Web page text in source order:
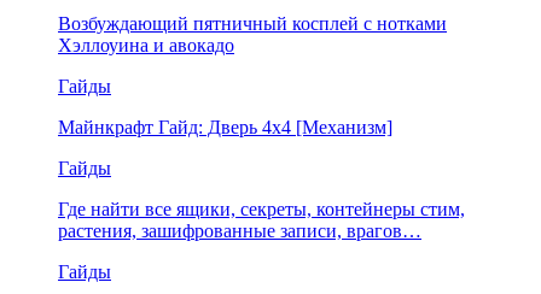
Возбуждающий пятничный косплей с нотками
Хэллоуина и авокадо
Гайды
Майнкрафт Гайд: Дверь 4х4 [Механизм]
Гайды
Где найти все ящики, секреты, контейнеры стим,
растения, зашифрованные записи, врагов…
Гайды